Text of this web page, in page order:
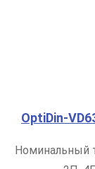
OptiDin-
Номинальный